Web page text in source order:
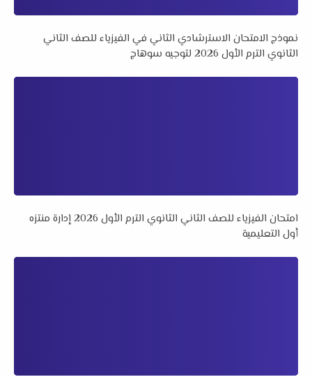
نموذج الامتحان الاسترشادي الثاني في الفيزياء للصف الثاني
الثانوي الترم الأول 2026 لتوجيه سوهاج
امتحان الفيزياء للصف الثاني الثانوي الترم الأول 2026 إدارة منتزه
أول التعليمية